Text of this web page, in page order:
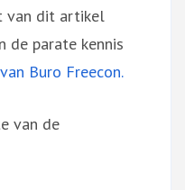
van dit artikel
de parate kennis
Buro Freecon.
van de